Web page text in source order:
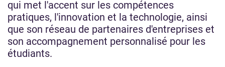
qui met l'accent sur les compétences
pratiques, l'innovation et la technologie, ainsi
que son réseau de partenaires d'entreprises et
son accompagnement personnalisé pour les
étudiants.